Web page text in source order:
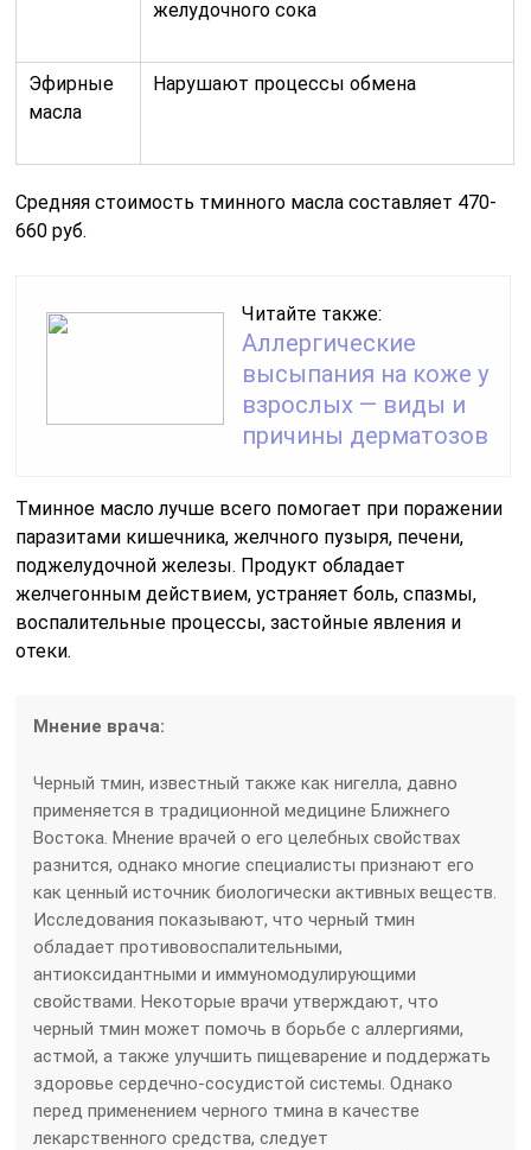
желудочного сока
Эфирные
масла
Нарушают процессы обмена
Средняя стоимость тминного масла составляет 470-
660 руб.
Читайте также:
Аллергические
высыпания на коже у
взрослых — виды и
причины дерматозов
Тминное масло лучше всего помогает при поражении
паразитами кишечника, желчного пузыря, печени,
поджелудочной железы. Продукт обладает
желчегонным действием, устраняет боль, спазмы,
воспалительные процессы, застойные явления и
отеки.
Мнение врача:
Черный тмин, известный также как нигелла, давно
применяется в традиционной медицине Ближнего
Востока. Мнение врачей о его целебных свойствах
разнится, однако многие специалисты признают его
как ценный источник биологически активных веществ.
Исследования показывают, что черный тмин
обладает противовоспалительными,
антиоксидантными и иммуномодулирующими
свойствами. Некоторые врачи утверждают, что
черный тмин может помочь в борьбе с аллергиями,
астмой, а также улучшить пищеварение и поддержать
здоровье сердечно-сосудистой системы. Однако
перед применением черного тмина в качестве
лекарственного средства, следует